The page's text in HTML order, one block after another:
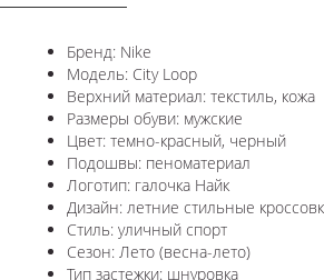
Бренд: Nike
Модель: City Loop
Верхний материал: текстиль, кожа
Размеры обуви: мужские
Цвет: темно-красный, черный
Подошвы: пеноматериал
Логотип: галочка Найк
Дизайн: летние стильные
Стиль: уличный спорт
Сезон: Лето (весна-лето)
Тип застежки: шнуровка